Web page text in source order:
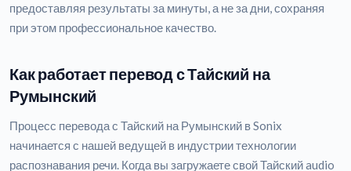
предоставляя результаты за минуты, а не за дни, сохраняя
при этом профессиональное качество.
Как работает перевод с Тайский на
Румынский
Процесс перевода с Тайский на Румынский в Sonix
начинается с нашей ведущей в индустрии технологии
распознавания речи. Когда вы загружаете свой Тайский audio